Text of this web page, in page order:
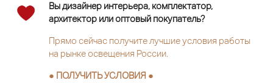
Вы дизайнер интерьера, комплектатор,
архитектор или оптовый покупатель?
Прямо сейчас получите лучшие условия работы
на рынке освещения России.
● ПОЛУЧИТЬ УСЛОВИЯ ●